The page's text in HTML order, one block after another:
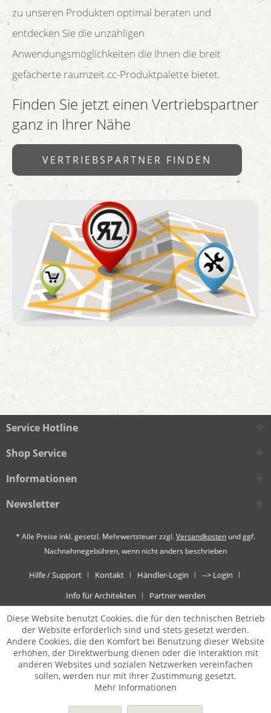
zu unseren Produkten optimal beraten und
entdecken Sie die unzähligen
Anwendungsmöglichkeiten die Ihnen die breit
gefächerte raumzeit.cc-Produktpalette bietet.
Finden Sie jetzt einen Vertriebspartner
ganz in Ihrer Nähe
VERTRIEBSPARTNER FINDEN
Service Hotline
Shop Service
Informationen
Newsletter
* Alle Preise inkl. gesetzl. Mehrwertsteuer zzgl.Versandkosten und ggf.
Nachnahmegebühren, wenn nicht anders beschrieben
Hilfe / Support Kontakt Händler-Login
--> Login
Info für Architekten
Partner werden
Diese Website benutzt Cookies, die für den technischen Betrieb
der Website erforderlich sind und stets gesetzt werden.
Andere Cookies, die den Komfort bei Benutzung dieser Website
erhöhen, der Direktwerbung dienen oder die Interaktion mit
anderen Websites und sozialen Netzwerken vereinfachen
sollen, werden nur mit Ihrer Zustimmung gesetzt.
Mehr Informationen